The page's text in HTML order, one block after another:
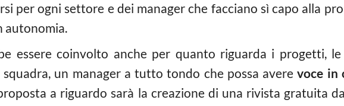
per ogni settore e dei manager che facciano sì capo alla
autonomia.
essere coinvolto anche per quanto riguarda i progetti,
un manager a tutto tondo che possa averevoce in
a riguardo sarà la creazione di una rivista gratuita